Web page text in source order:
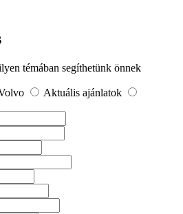
témában segíthetünk önnek
Aktuális ajánlatok